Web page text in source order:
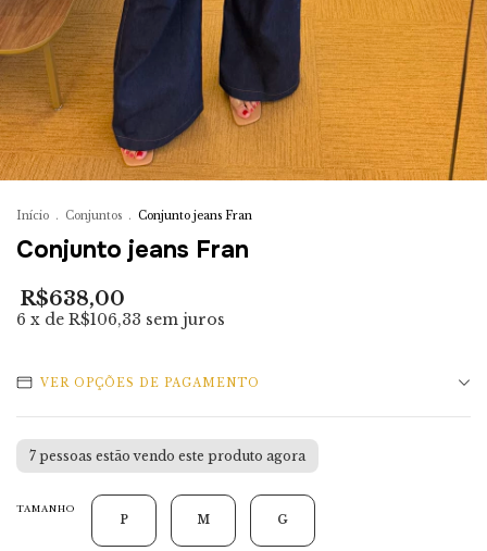
Início . Conjuntos . Conjunto jeans Fran
Conjunto jeans Fran
R$638,00
6 x de R$106,33 sem juros
VER OPÇÕES DE PAGAMENTO
7 pessoas estão vendo este produto agora
TAMANHO
P M G